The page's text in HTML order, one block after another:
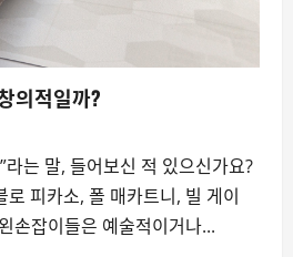
의적일까?
는 말, 들어보신 적 있으신가요?
로 피카소, 폴 매카트니, 빌 게이
손잡이들은 예술적이거나...